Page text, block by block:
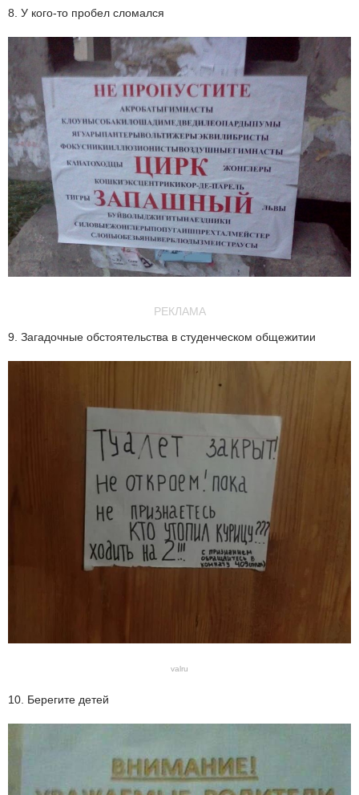
8. У кого-то пробел сломался
РЕКЛАМА
9. Загадочные обстоятельства в студенческом общежитии
valru
10. Берегите детей